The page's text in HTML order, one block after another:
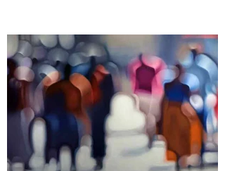
50 € para os restantes; Aumento do
subsídio de refeição para os 5,50€;
Crédito de horas sindicais para
delegadas/os alargado para as 8 horas
mensais. Este acordo produz efeitos
retroativos a janeiro de 2026, embora ai